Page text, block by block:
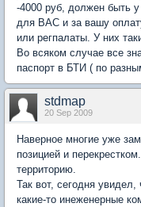
-4000 руб, должен быть у
для ВАС и за вашу
или регпалаты. У них
Во всяком случае все
паспорт в БТИ ( по
stdmap
20 Sep 2009
Наверное многие уже
позицией и
территорию.
Так вот, сегодня
какие-то инеженерные